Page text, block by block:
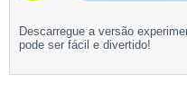
Descarregue a versão
pode ser fácil e divertido!